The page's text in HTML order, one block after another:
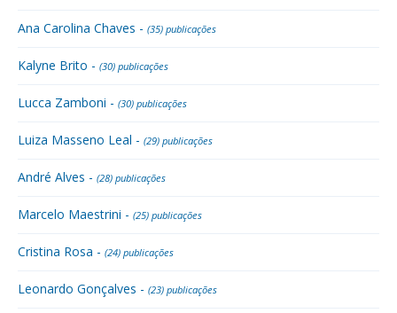
Ana Carolina Chaves - (35) publicações
Kalyne Brito - (30) publicações
Lucca Zamboni - (30) publicações
Luiza Masseno Leal - (29) publicações
André Alves - (28) publicações
Marcelo Maestrini - (25) publicações
Cristina Rosa - (24) publicações
Leonardo Gonçalves - (23) publicações